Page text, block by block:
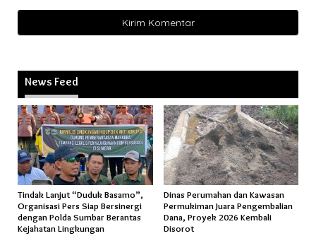
News Feed
Tindak Lanjut “Duduk Basamo”,
Organisasi Pers Siap Bersinergi
dengan Polda Sumbar Berantas
Kejahatan Lingkungan
Dinas Perumahan dan Kawasan
Permukiman Juara Pengembalian
Dana, Proyek 2026 Kembali
Disorot